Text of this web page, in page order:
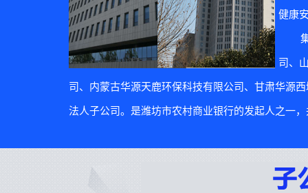
健康
集团
司、
司、内蒙古华源天鹿环保科技有限公司、甘肃华源
法人子公司。是潍坊市农村商业银行的发起人之一